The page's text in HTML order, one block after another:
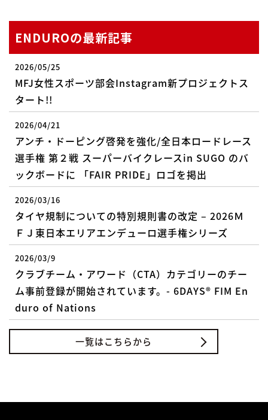
ENDUROの最新記事
2026/05/25
MFJ女性スポーツ部会Instagram新プロジェクトス
タート!!
2026/04/21
アンチ・ドーピング啓発を強化/全日本ロードレース
選手権 第２戦 スーパーバイクレースin SUGO のバ
ックボードに 「FAIR PRIDE」ロゴを掲出
2026/03/16
タイヤ規制についての特別規則書の改定 – 2026Ｍ
ＦＪ東日本エリアエンデューロ選手権シリーズ
2026/03/9
クラブチーム・アワード（CTA）カテゴリーのチー
ム事前登録が開始されています。- 6DAYS® FIM En
duro of Nations
一覧はこちらから